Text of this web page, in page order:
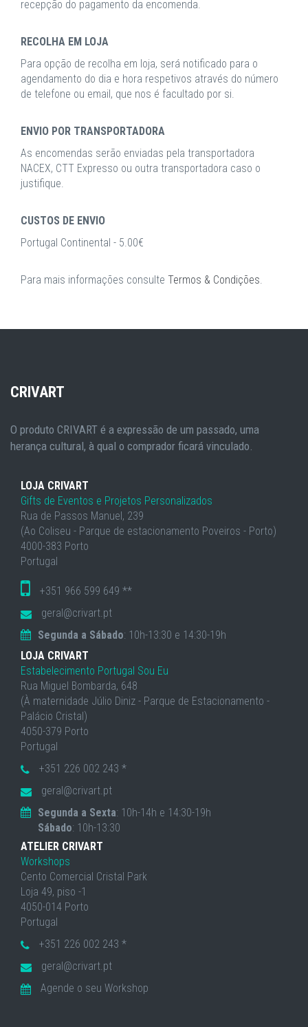
recepção do pagamento da encomenda.
RECOLHA EM LOJA
Para opção de recolha em loja, será notificado para o
agendamento do dia e hora respetivos através do número
de telefone ou email, que nos é facultado por si.
ENVIO POR TRANSPORTADORA
As encomendas serão enviadas pela transportadora
NACEX, CTT Expresso ou outra transportadora caso o
justifique.
CUSTOS DE ENVIO
Portugal Continental - 5.00€
Para mais informações consulte Termos & Condições.
CRIVART
O produto CRIVART é a expressão de um passado, uma
herança cultural, à qual o comprador ficará vinculado.
LOJA CRIVART
Gifts de Eventos e Projetos Personalizados
Rua de Passos Manuel, 239
(Ao Coliseu - Parque de estacionamento Poveiros - Porto)
4000-383 Porto
Portugal
+351 966 599 649 **
geral@crivart.pt
Segunda a Sábado: 10h-13:30 e 14:30-19h
LOJA CRIVART
Estabelecimento Portugal Sou Eu
Rua Miguel Bombarda, 648
(À maternidade Júlio Diniz - Parque de Estacionamento -
Palácio Cristal)
4050-379 Porto
Portugal
+351 226 002 243 *
geral@crivart.pt
Segunda a Sexta: 10h-14h e 14:30-19h
Sábado: 10h-13:30
ATELIER CRIVART
Workshops
Cento Comercial Cristal Park
Loja 49, piso -1
4050-014 Porto
Portugal
+351 226 002 243 *
geral@crivart.pt
Agende o seu Workshop